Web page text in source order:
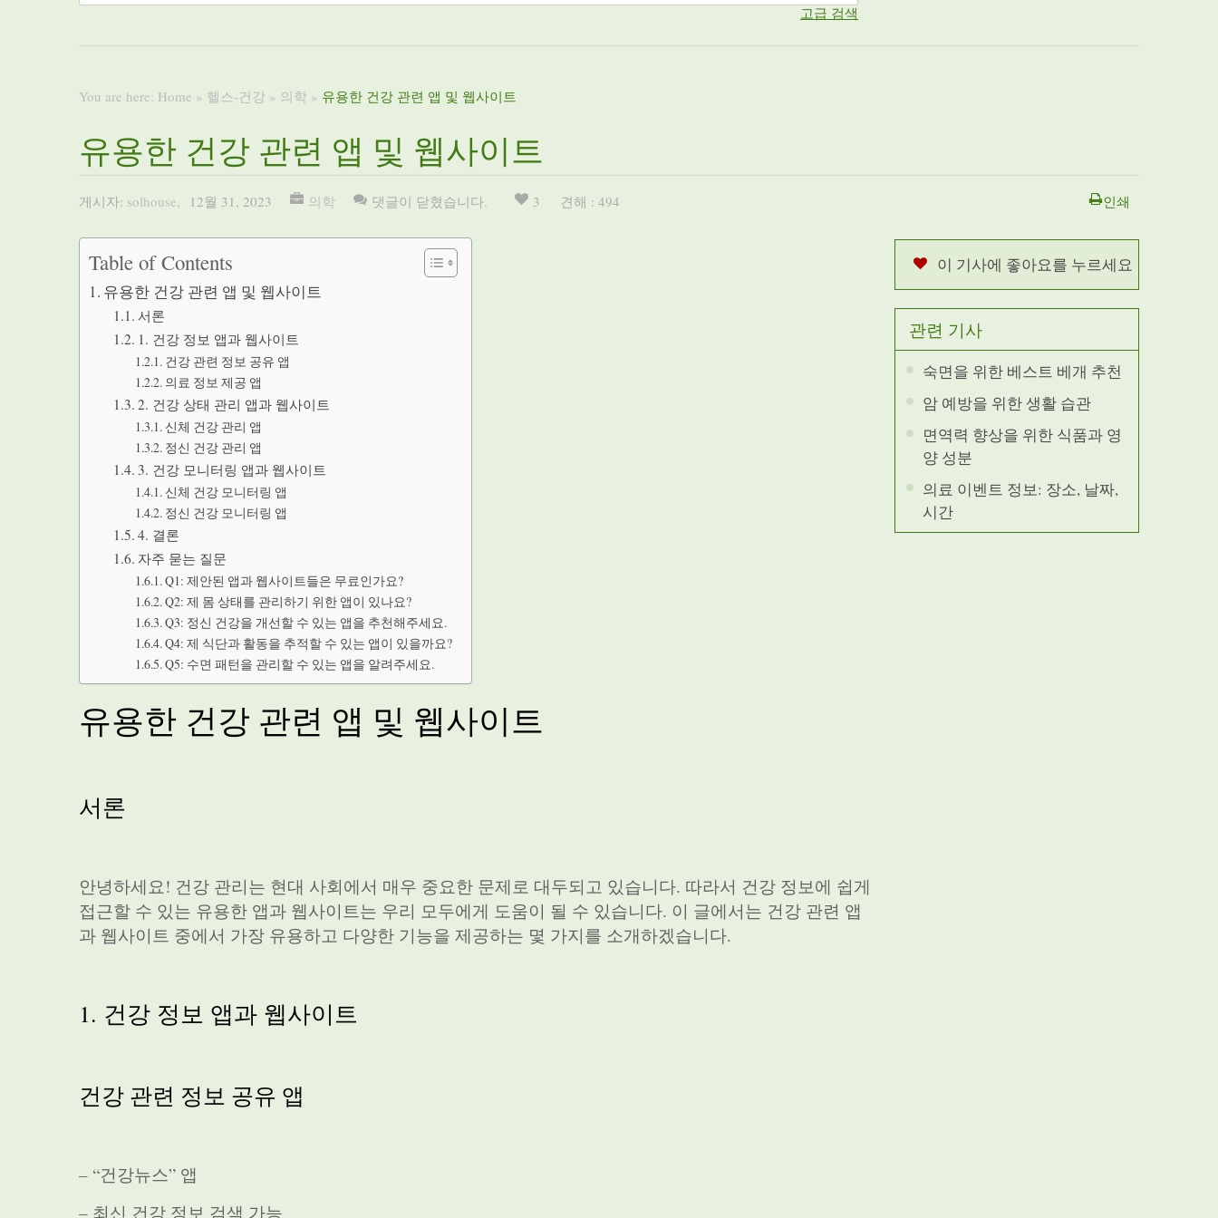
고급 검색
You are here: Home » 헬스-건강 » 의학 » 유용한 건강 관련 앱 및 웹사이트
유용한 건강 관련 앱 및 웹사이트
게시자: solhouse, 12월 31, 2023 의학 댓글이 닫혔습니다. 3 견해 : 494 인쇄
Table of Contents
유용한 건강 관련 앱 및 웹사이트
서론
1. 건강 정보 앱과 웹사이트
건강 관련 정보 공유 앱
의료 정보 제공 앱
2. 건강 상태 관리 앱과 웹사이트
신체 건강 관리 앱
정신 건강 관리 앱
3. 건강 모니터링 앱과 웹사이트
신체 건강 모니터링 앱
정신 건강 모니터링 앱
4. 결론
자주 묻는 질문
Q1: 제안된 앱과 웹사이트들은 무료인가요?
Q2: 제 몸 상태를 관리하기 위한 앱이 있나요?
Q3: 정신 건강을 개선할 수 있는 앱을 추천해주세요.
Q4: 제 식단과 활동을 추적할 수 있는 앱이 있을까요?
Q5: 수면 패턴을 관리할 수 있는 앱을 알려주세요.
유용한 건강 관련 앱 및 웹사이트
서론
안녕하세요! 건강 관리는 현대 사회에서 매우 중요한 문제로 대두되고 있습니다. 따라서 건강 정보에 쉽게
접근할 수 있는 유용한 앱과 웹사이트는 우리 모두에게 도움이 될 수 있습니다. 이 글에서는 건강 관련 앱
과 웹사이트 중에서 가장 유용하고 다양한 기능을 제공하는 몇 가지를 소개하겠습니다.
1. 건강 정보 앱과 웹사이트
건강 관련 정보 공유 앱
– “건강뉴스” 앱
– 최신 건강 정보 검색 가능
이 기사에 좋아요를 누르세요
관련 기사
숙면을 위한 베스트 베개 추천
암 예방을 위한 생활 습관
면역력 향상을 위한 식품과 영
양 성분
의료 이벤트 정보: 장소, 날짜,
시간